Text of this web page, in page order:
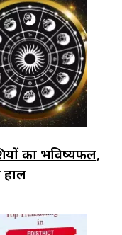
का भविष्यफल,
हाल